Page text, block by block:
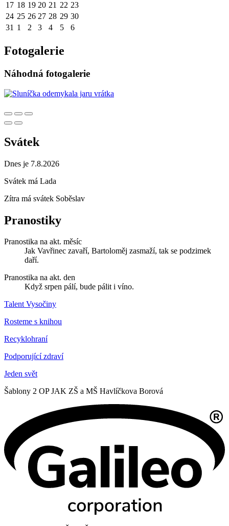
17 18 19 20 21 22 23
24 25 26 27 28 29 30
31 1 2 3 4 5 6
Fotogalerie
Náhodná fotogalerie
Svátek
Dnes je 7.8.2026
Svátek má Lada
Zítra má svátek Soběslav
Pranostiky
Pranostika na akt. měsíc
Jak Vavřinec zavaří, Bartoloměj zasmaží, tak se podzimek
daří.
Pranostika na akt. den
Když srpen pálí, bude pálit i víno.
Talent Vysočiny
Rosteme s knihou
Recyklohraní
Podporující zdraví
Jeden svět
Šablony 2 OP JAK ZŠ a MŠ Havlíčkova Borová